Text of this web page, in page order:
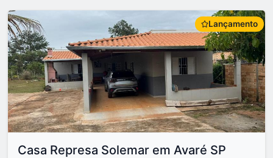
Lançamento
Casa Represa Solemar em Avaré SP